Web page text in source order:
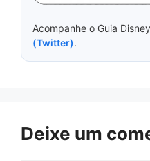
Acompanhe o Guia
(Twitter).
Deixe um